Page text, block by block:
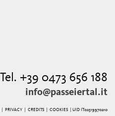
Tel. +39 0473 656 188
info@passeiertal.it
| PRIVACY| CREDITS| COOKIES | UID IT02519970210